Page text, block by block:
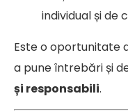
individual și de
Este o oportunitate
a pune întrebări și
și responsabili.